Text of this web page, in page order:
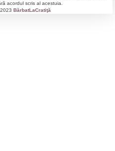
acordul scris al acestuia.
BărbatLaCratiţă